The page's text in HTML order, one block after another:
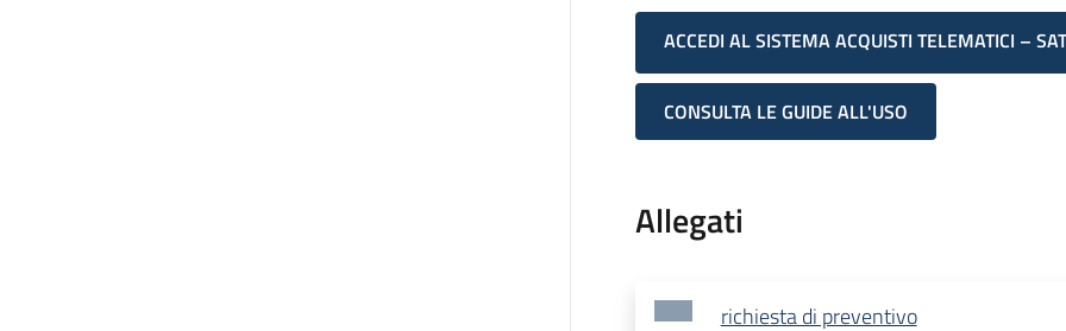
ACCEDI AL SISTEMA ACQUISTI TELEMATICI –
CONSULTA LE GUIDE ALL'USO
Allegati
richiesta di preventivo